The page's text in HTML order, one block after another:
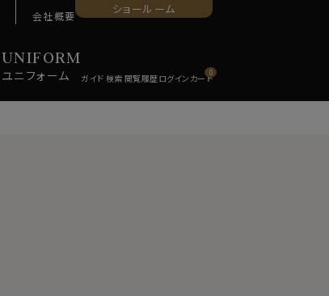
UNIFORM
ユニ フォーム
会社概要 ショールーム
0